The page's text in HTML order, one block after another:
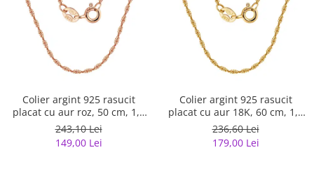
Colier argint 925 rasucit
placat cu aur roz, 50 cm, 1,5
mm
243,10 Lei
149,00 Lei
Colier argint 925 rasucit
placat cu aur 18K, 60 cm, 1,5
mm
236,60 Lei
179,00 Lei